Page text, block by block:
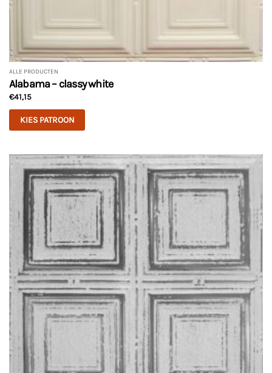
ALLE PRODUCTEN
Alabama – classy white
€41,15
KIES PATROON
heeft
meerdere
optie
kan
gekozen
worden
op
de
productpagina